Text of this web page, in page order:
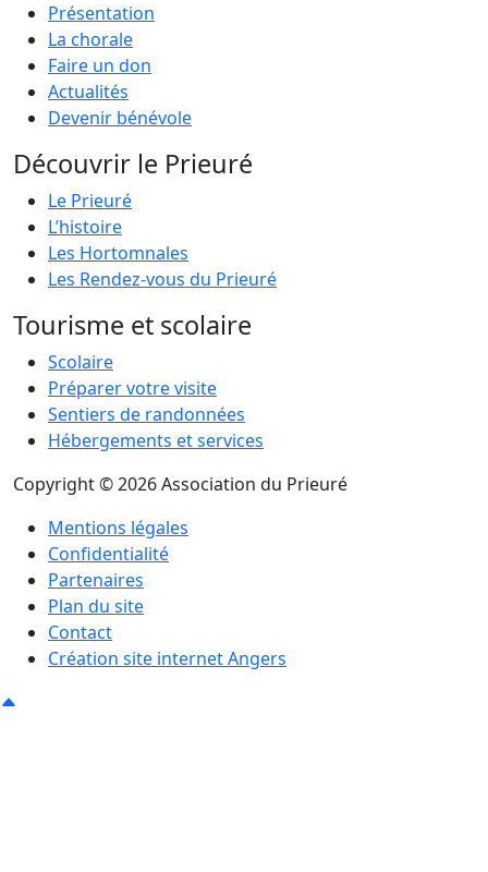
Présentation
La chorale
Faire un don
Actualités
Devenir bénévole
Découvrir le Prieuré
Le Prieuré
L’histoire
Les Hortomnales
Les Rendez-vous du Prieuré
Tourisme et scolaire
Scolaire
Préparer votre visite
Sentiers de randonnées
Hébergements et services
Copyright © 2026 Association du Prieuré
Mentions légales
Confidentialité
Partenaires
Plan du site
Contact
Création site internet Angers